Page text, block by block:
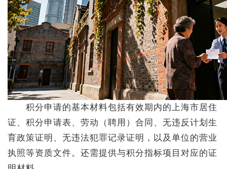
积分申请的基本材料包括有效期内的上海市居住
证、积分申请表、劳动（聘用）合同、无违反计划生
育政策证明、无违法犯罪记录证明，以及单位的营业
执照等资质文件。还需提供与积分指标项目对应的证